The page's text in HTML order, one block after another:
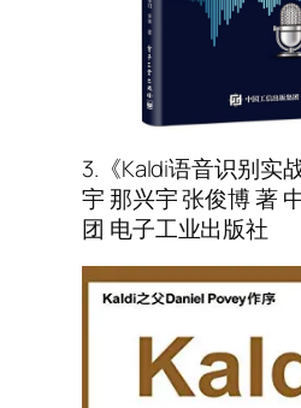
3.《Kaldi语音识别实
宇 那兴宇 张俊博 著
团 电子工业出版社